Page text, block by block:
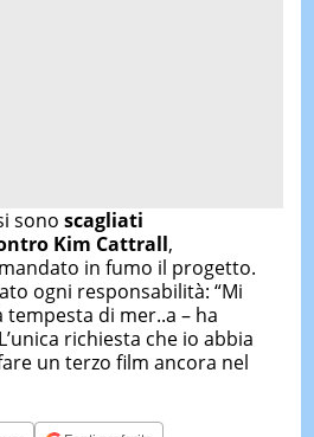
sono scagliati
Kim Cattrall,
in fumo il progetto.
ogni responsabilità: “Mi
di mer..a – ha
richiesta che io abbia
un terzo film ancora nel